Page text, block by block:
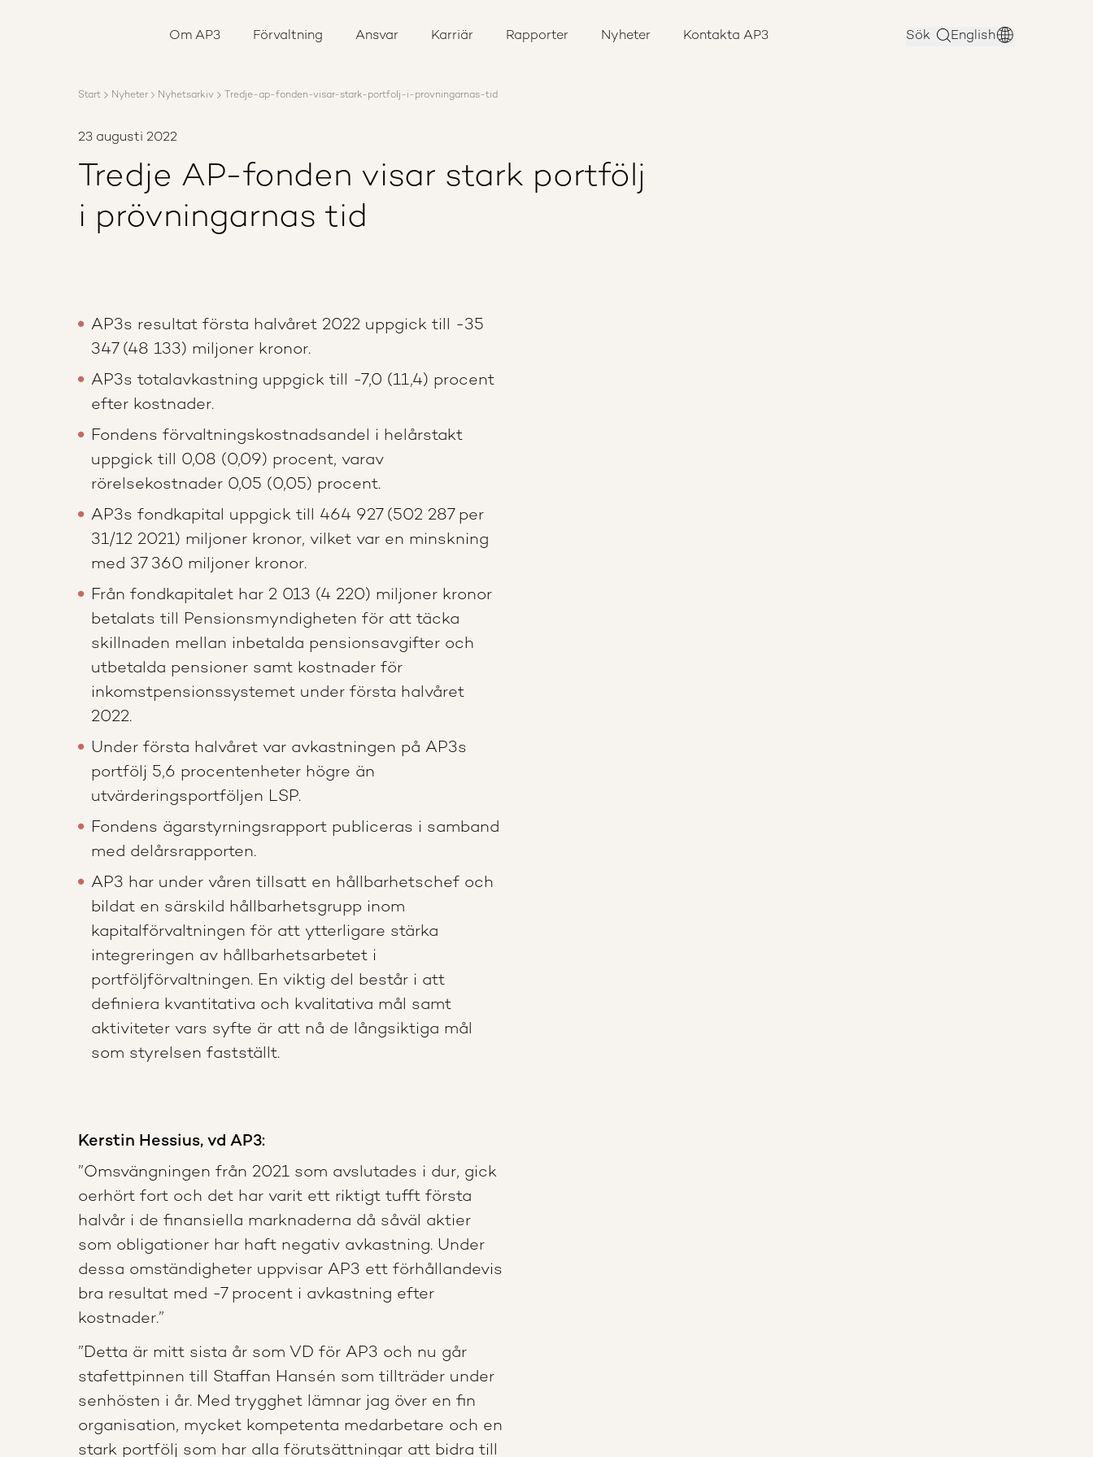
Om AP3 Förvaltning Ansvar Karriär Rapporter Nyheter Kontakta AP3 Sök English
Start Nyheter Nyhetsarkiv Tredje-ap-fonden-visar-stark-portfolj-i-provningarnas-tid
23 augusti 2022
Tredje AP-fonden visar stark portfölj
i prövningarnas tid
AP3s resultat första halvåret 2022 uppgick till -35
347 (48 133) miljoner kronor.
AP3s totalavkastning uppgick till -7,0 (11,4) procent
efter kostnader.
Fondens förvaltningskostnadsandel i helårstakt
uppgick till 0,08 (0,09) procent, varav
rörelsekostnader 0,05 (0,05) procent.
AP3s fondkapital uppgick till 464 927 (502 287 per
31/12 2021) miljoner kronor, vilket var en minskning
med 37 360 miljoner kronor.
Från fondkapitalet har 2 013 (4 220) miljoner kronor
betalats till Pensionsmyndigheten för att täcka
skillnaden mellan inbetalda pensionsavgifter och
utbetalda pensioner samt kostnader för
inkomstpensionssystemet under första halvåret
2022.
Under första halvåret var avkastningen på AP3s
portfölj 5,6 procentenheter högre än
utvärderingsportföljen LSP.
Fondens ägarstyrningsrapport publiceras i samband
med delårsrapporten.
AP3 har under våren tillsatt en hållbarhetschef och
bildat en särskild hållbarhetsgrupp inom
kapitalförvaltningen för att ytterligare stärka
integreringen av hållbarhetsarbetet i
portföljförvaltningen. En viktig del består i att
definiera kvantitativa och kvalitativa mål samt
aktiviteter vars syfte är att nå de långsiktiga mål
som styrelsen fastställt.
Kerstin Hessius, vd AP3:
”Omsvängningen från 2021 som avslutades i dur, gick
oerhört fort och det har varit ett riktigt tufft första
halvår i de finansiella marknaderna då såväl aktier
som obligationer har haft negativ avkastning. Under
dessa omständigheter uppvisar AP3 ett förhållandevis
bra resultat med -7 procent i avkastning efter
kostnader.”
”Detta är mitt sista år som VD för AP3 och nu går
stafettpinnen till Staffan Hansén som tillträder under
senhösten i år. Med trygghet lämnar jag över en fin
organisation, mycket kompetenta medarbetare och en
stark portfölj som har alla förutsättningar att bidra till